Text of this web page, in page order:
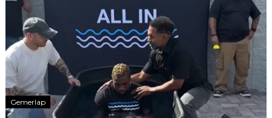
Gemerlap